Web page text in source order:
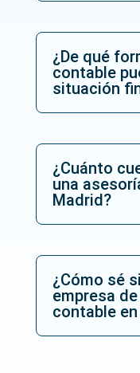
¿De qué
contable
situación
¿Cuánto
una
Madrid?
¿Cómo sé
empresa
contable